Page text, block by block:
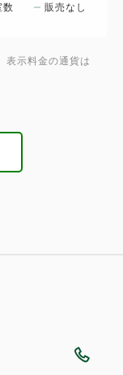
数 販売なし
表示料金の通貨は